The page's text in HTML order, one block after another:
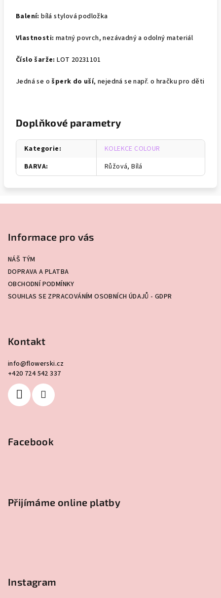
Balení: bílá stylová podložka
Vlastnosti: matný povrch, nezávadný a odolný materiál
Číslo šarže:LOT 20231101
Jedná se ošperk do uší, nejedná se např. o hračku pro děti
Doplňkové parametry
Kategorie:
KOLEKCE COLOUR
BARVA: Růžová, Bílá
Informace pro vás
NÁŠ TÝM
DOPRAVA A PLATBA
OBCHODNÍ PODMÍNKY
SOUHLAS SE ZPRACOVÁNÍM OSOBNÍCH ÚDAJŮ - GDPR
Kontakt
info@flowerski.cz
+420 724 542 337
Facebook
Přijímáme online platby
Instagram